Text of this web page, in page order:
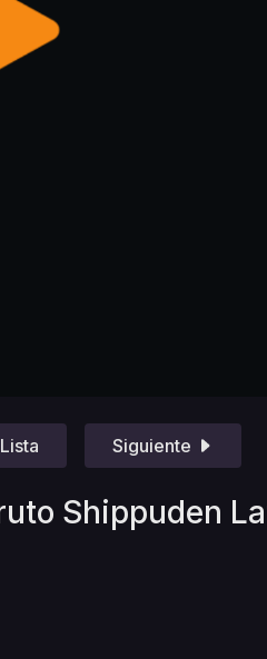
Lista Siguiente
Shippuden